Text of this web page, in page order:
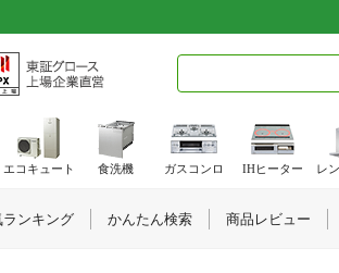
エコキュート 食洗機 ガスコンロ IHヒーター レ
ランキング かんたん検索 商品レビュー